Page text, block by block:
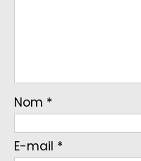
Nom *
E-mail *